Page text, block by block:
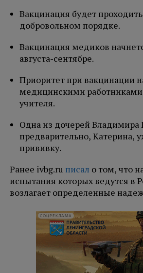
Вакцинация будет
добровольном порядке.
Вакцинация медиков
августа-сентябре.
Приоритет при вакцинации
медицинскими
учителя.
Одна из дочерей Владимира
предварительно, Катерина,
прививку.
Ранее ivbg.ru писал о том, что
испытания которых ведутся в
возлагает определенные
СОЦРЕКЛАМА